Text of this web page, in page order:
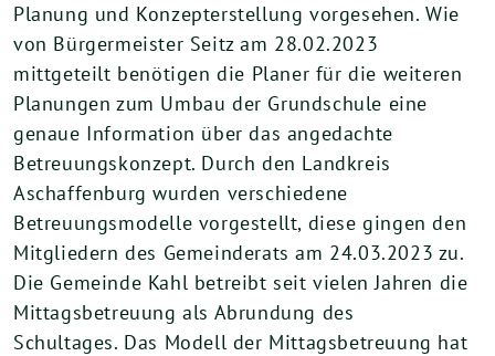
Planung und Konzepterstellung vorgesehen. Wie
von Bürgermeister Seitz am 28.02.2023
mittgeteilt benötigen die Planer für die weiteren
Planungen zum Umbau der Grundschule eine
genaue Information über das angedachte
Betreuungskonzept. Durch den Landkreis
Aschaffenburg wurden verschiedene
Betreuungsmodelle vorgestellt, diese gingen den
Mitgliedern des Gemeinderats am 24.03.2023 zu.
Die Gemeinde Kahl betreibt seit vielen Jahren die
Mittagsbetreuung als Abrundung des
Schultages. Das Modell der Mittagsbetreuung hat